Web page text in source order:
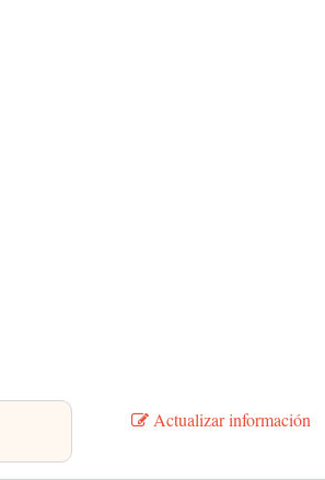
Actualizar información